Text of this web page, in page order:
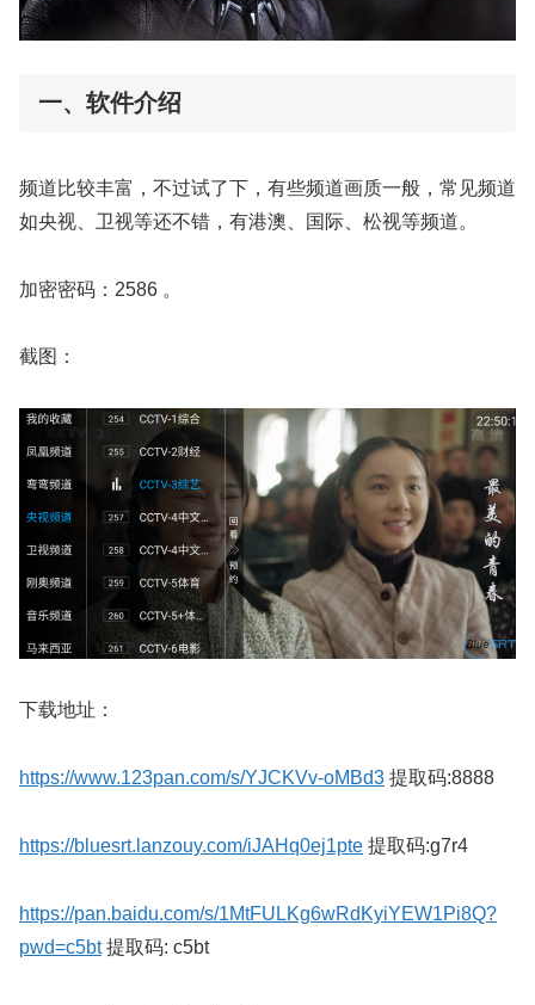
一、软件介绍
频道比较丰富，不过试了下，有些频道画质一般，常见频道
如央视、卫视等还不错，有港澳、国际、松视等频道。
加密密码：2586 。
截图：
下载地址：
https://www.123pan.com/s/YJCKVv-oMBd3 提取码:8888
https://bluesrt.lanzouy.com/iJAHq0ej1pte 提取码:g7r4
https://pan.baidu.com/s/1MtFULKg6wRdKyiYEW1Pi8Q?
pwd=c5bt提取码: c5bt